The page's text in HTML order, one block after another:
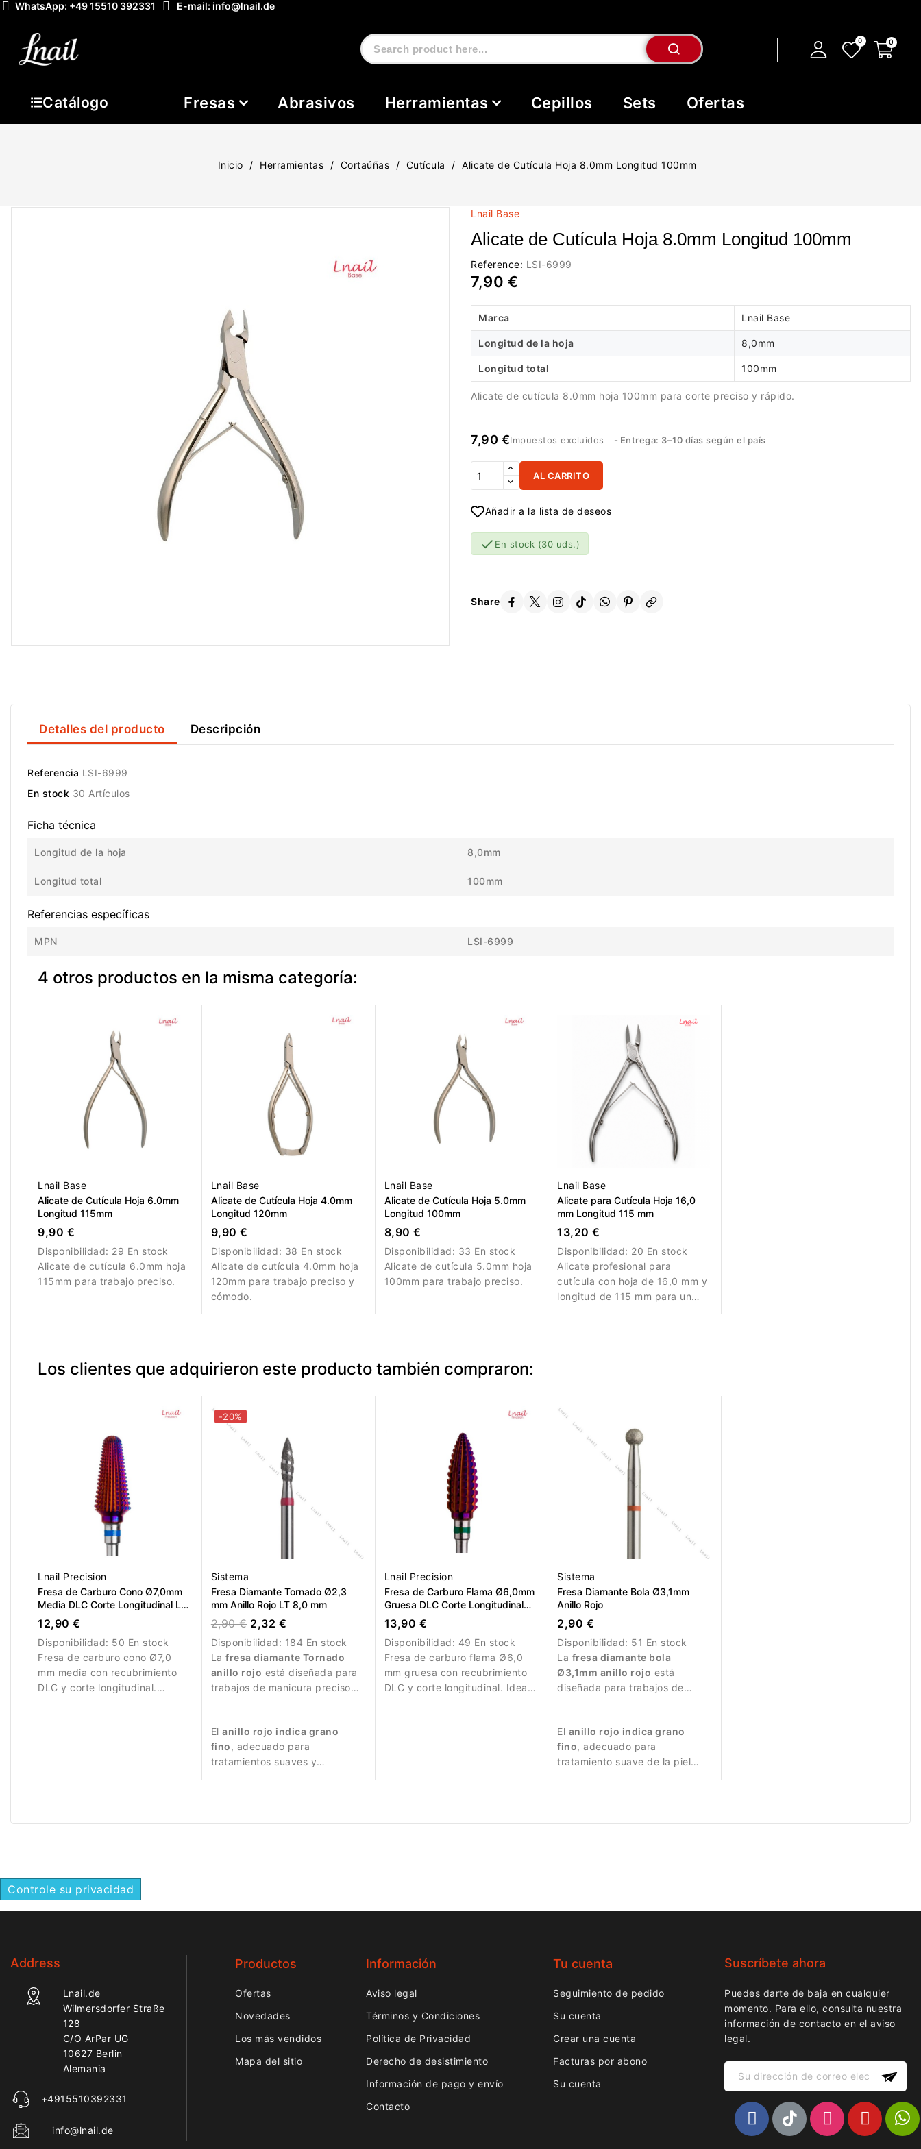
WhatsApp: +49 15510 392331 E-mail: info@lnail.de
Catálogo Fresas Abrasivos Herramientas Cepillos Sets Ofertas
Inicio Herramientas Cortaúñas Cutícula Alicate de Cutícula Hoja 8.0mm Longitud 100mm
Lnail Base
Alicate de Cutícula Hoja 8.0mm Longitud 100mm
Reference: LSI-6999
7,90 €
Marca Lnail Base
Longitud de la hoja 8,0mm
Longitud total 100mm
Alicate de cutícula 8.0mm hoja 100mm para corte preciso y rápido.
7,90 €Impuestos excluidos Entrega: 3–10 días según el país
AL CARRITO
Añadir a la lista de deseos
 En stock (30 uds.)
Share
Detalles del producto Descripción
Referencia LSI-6999
En stock 30 Artículos
Ficha técnica
Longitud de la hoja 8,0mm
Longitud total 100mm
Referencias específicas
MPN LSI-6999
4 otros productos en la misma categoría:
Lnail Base
Alicate de Cutícula Hoja 6.0mm
Longitud 115mm
9,90 €
Disponibilidad: 29 En stock
Alicate de cutícula 6.0mm hoja
115mm para trabajo preciso.
Lnail Base
Alicate de Cutícula Hoja 4.0mm
Longitud 120mm
9,90 €
Disponibilidad: 38 En stock
Alicate de cutícula 4.0mm hoja
120mm para trabajo preciso y
cómodo.
Lnail Base
Alicate de Cutícula Hoja 5.0mm
Longitud 100mm
8,90 €
Disponibilidad: 33 En stock
Alicate de cutícula 5.0mm hoja
100mm para trabajo preciso.
Lnail Base
Alicate para Cutícula Hoja 16,0
mm Longitud 115 mm
13,20 €
Disponibilidad: 20 En stock
Alicate profesional para
cutícula con hoja de 16,0 mm y
longitud de 115 mm para un
Los clientes que adquirieron este producto también compraron:
Lnail Precision
Fresa de Carburo Cono Ø7,0mm
Media DLC Corte Longitudinal LT
15,0mm
12,90 €
Disponibilidad: 50 En stock
Fresa de carburo cono Ø7,0
mm media con recubrimiento
DLC y corte longitudinal.
-20%
Sistema
Fresa Diamante Tornado Ø2,3
mm Anillo Rojo LT 8,0 mm
2,90 € 2,32 €
Disponibilidad: 184 En stock
Lafresa diamante Tornado
anillo rojo está diseñada para
trabajos de manicura precisos
Elanillo rojo indica grano
fino, adecuado para
tratamientos suaves y
Lnail Precision
Fresa de Carburo Flama Ø6,0mm
Gruesa DLC Corte Longitudinal
LT 14,6mm
13,90 €
Disponibilidad: 49 En stock
Fresa de carburo flama Ø6,0
mm gruesa con recubrimiento
DLC y corte longitudinal. Ideal
Sistema
Fresa Diamante Bola Ø3,1mm
Anillo Rojo
2,90 €
Disponibilidad: 51 En stock
La fresa diamante bola
Ø3,1mm anillo rojo está
diseñada para trabajos de
El anillo rojo indica grano
fino, adecuado para
tratamiento suave de la piel
Controle su privacidad
Address
Lnail.de
Wilmersdorfer Straße
128
C/O ArPar UG
10627 Berlin
Alemania
+4915510392331
info@lnail.de
Productos
Ofertas
Novedades
Los más vendidos
Mapa del sitio
Información
Aviso legal
Términos y Condiciones
Política de Privacidad
Derecho de desistimiento
Información de pago y envío
Contacto
Tu cuenta
Seguimiento de pedido
Su cuenta
Crear una cuenta
Facturas por abono
Su cuenta
Suscríbete ahora
Puedes darte de baja en cualquier
momento. Para ello, consulta nuestra
información de contacto en el aviso
legal.